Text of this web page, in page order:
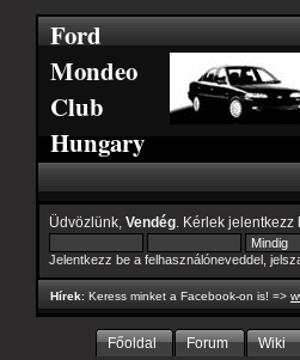
Ford
Mondeo
Club
Hungary
Üdvözlünk, Vendég . Kérlek jelentkezz
Jelentkezz be a felhasználóneveddel,
Hírek: Keress minket a Facebook-on is! =>
Főoldal Forum Wiki